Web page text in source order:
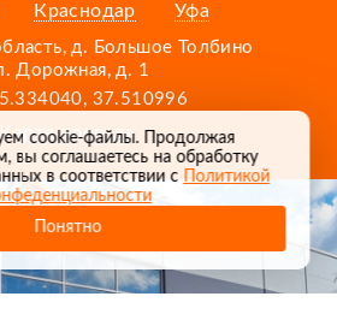
Краснодар Уфа
д. Большое Толбино
Дорожная, д. 1
37.510996
Карта проезда
cookie-файлы. Продолжая
вы соглашаетесь на обработку
в соответствии сПолитикой
Понятно